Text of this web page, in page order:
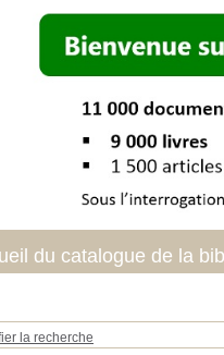
la recherche
du catalogue de la